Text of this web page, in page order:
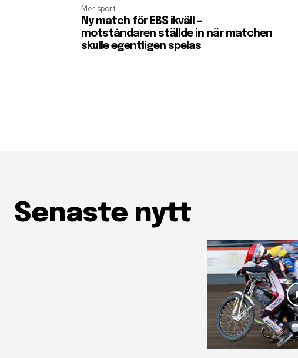
Mer sport
Ny match för EBS ikväll –
motståndaren ställde in när matchen
skulle egentligen spelas
Senaste nytt